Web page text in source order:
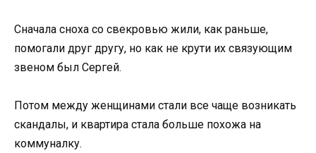
Сначала сноха со свекровью жили, как раньше,
помогали друг другу, но как не крути их связующим
звеном был Сергей.
Потом между женщинами стали все чаще возникать
скандалы, и квартира стала больше похожа на
коммуналку.